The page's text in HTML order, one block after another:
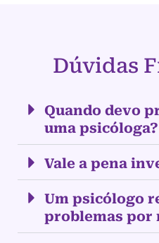
Dúvidas
Quando devo
uma psicóloga?
Vale a pena
Um psicólogo
problemas por